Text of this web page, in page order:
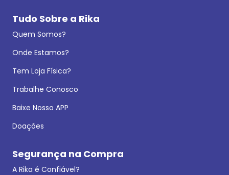
Tudo Sobre a Rika
Quem Somos?
Onde Estamos?
Tem Loja Física?
Trabalhe Conosco
Baixe Nosso APP
Doações
Segurança na Compra
A Rika é Confiável?